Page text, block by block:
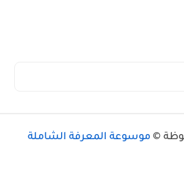
© موسوعة المعرفة الشاملة